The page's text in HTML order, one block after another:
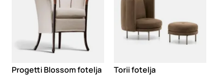
Progetti Blossom fotelja Torii fotelja